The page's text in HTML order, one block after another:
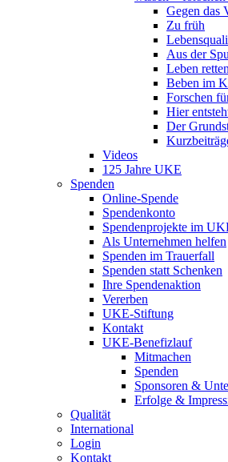
Gegen das
Zu früh
Aus der
Leben retten
Beben im
Forschen
Hier
Der
Videos
125 Jahre UKE
Spenden
Online-Spende
Spendenkonto
Spendenprojekte im
Als Unternehmen helfen
Spenden im Trauerfall
Spenden statt Schenken
Ihre Spendenaktion
Vererben
UKE-Stiftung
Kontakt
UKE-Benefizlauf
Mitmachen
Spenden
Sponsoren &
Erfolge &
Qualität
International
Login
Kontakt